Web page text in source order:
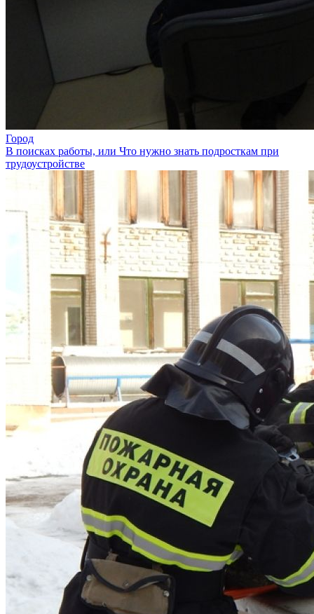
Город
В поисках работы, или Что нужно знать подросткам при
трудоустройстве